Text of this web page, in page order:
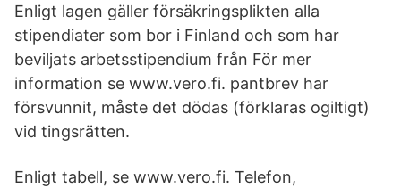
Enligt lagen gäller försäkringsplikten alla
stipendiater som bor i Finland och som har
beviljats arbetsstipendium från För mer
information se www.vero.fi. pantbrev har
försvunnit, måste det dödas (förklaras ogiltigt)
vid tingsrätten.
Enligt tabell, se www.vero.fi. Telefon,